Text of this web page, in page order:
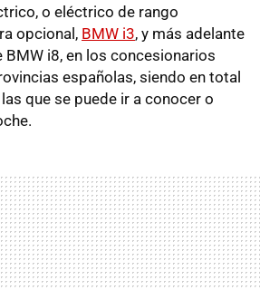
o eléctrico de rango
opcional, BMW i3, y más adelante
i8, en los concesionarios
españolas, siendo en total
que se puede ir a conocer o